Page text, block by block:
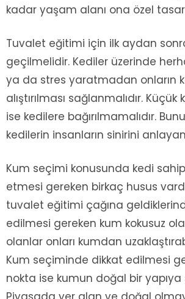
kadar yaşam alanı ona özel
Tuvalet eğitimi için ilk aydan
geçilmelidir. Kediler üzerinde
ya da stres yaratmadan onların
alıştırılması sağlanmalıdır.
ise kedilere bağırılmamalıdır.
kedilerin insanların sinirini
Kum seçimi konusunda kedi
etmesi gereken birkaç husus
tuvalet eğitimi çağına
edilmesi gereken kum kokusuz
olanlar onları kumdan
Kum seçiminde dikkat edilmesi
nokta ise kumun doğal bir yapıya